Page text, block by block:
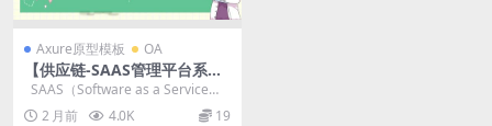
Axure原型模板 OA
【供应链-SAAS管理平台系
统】rp产品原型源文件
SAAS（Software as a Service）
管理平台系统...
2 月前 4.0K 19